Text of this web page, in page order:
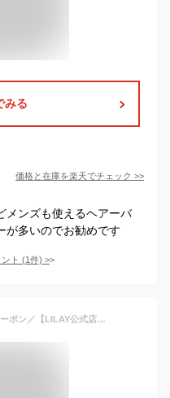
みる
価格と在庫を楽天でチェック >>
メンズも使えるヘアーバ
が多いのでお勧めです
ト (1件) >
＼GW限定 3千円以上10%OFFクーポン／【LILAY公式店】LILAY Free Balm リレイ フリーバーム 30g ヘアバーム スタイリング オーガニック アロマ サロン品質 トリートメント ワックス ユニセックス メンズ 天然由来成分 リップケア 全身 保湿 ヘアケア マルチバーム 無添加］